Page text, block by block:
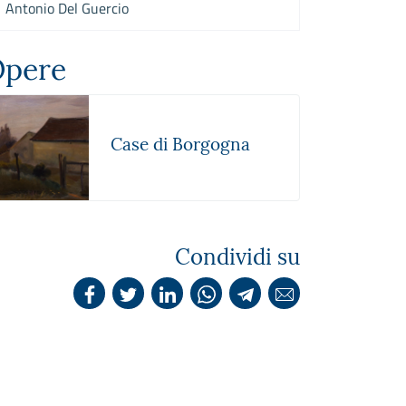
Antonio Del Guercio
Case di Borgogna
Condividi su